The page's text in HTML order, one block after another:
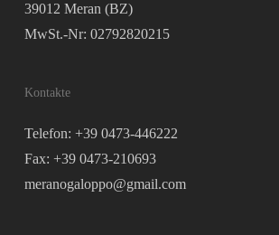
39012 Meran (BZ)
MwSt.-Nr: 02792820215
Kontakte
Telefon: +39 0473-446222
Fax: +39 0473-210693
meranogaloppo@gmail.com